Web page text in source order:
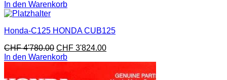
In den Warenkorb
Honda-C125 HONDA CUB125
CHF4'780.00 CHF 3'824.00
In den Warenkorb